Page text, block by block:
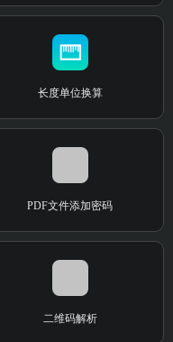
长度单位换算
PDF文件添加密码
二维码解析